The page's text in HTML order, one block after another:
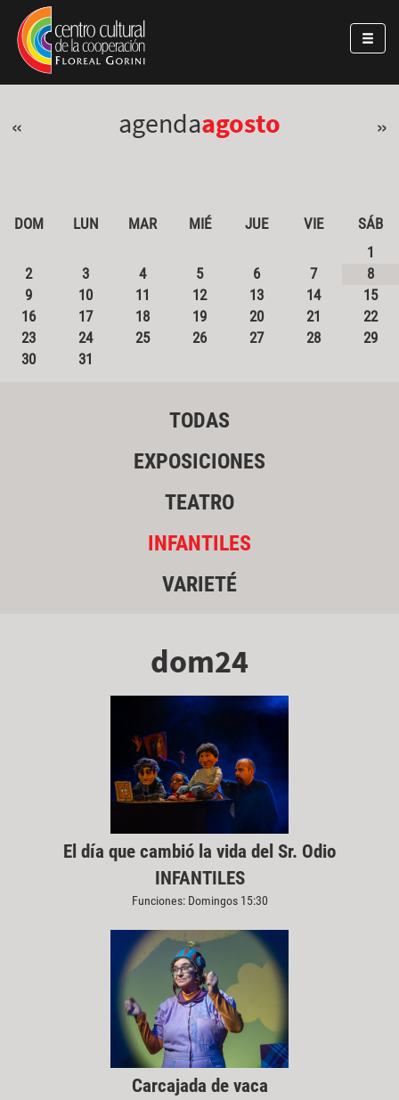
Pasar al contenido principal
Jump to main content
« agendaagosto »
DOM LUN MAR MIÉ JUE VIE
SÁB
1
2
3 4 5 6 7
8
9
10 11 12 13 14
15
16
17 18 19 20 21
22
23
24 25 26 27 28
29
30
31
TODAS
EXPOSICIONES
TEATRO
INFANTILES
VARIETÉ
dom24
El día que cambió la vida del Sr. Odio
INFANTILES
Funciones: Domingos 15:30
Carcajada de vaca